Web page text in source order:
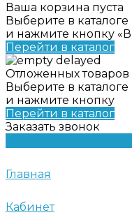
Ваша корзина пуста
Выберите в
и нажмите кнопку «В
Перейти в каталог
Отложенных товаров
Выберите в
и нажмите кнопку
Перейти в каталог
Заказать звонок
Главная
Кабинет